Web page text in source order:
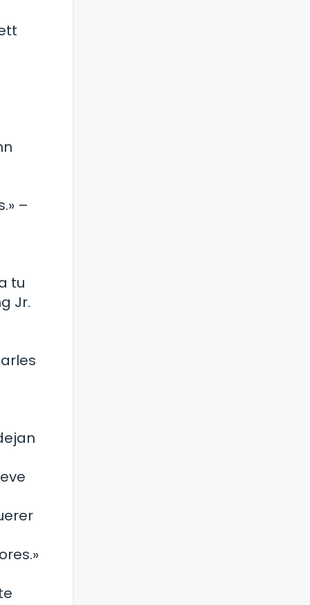
–
tu
Jr.